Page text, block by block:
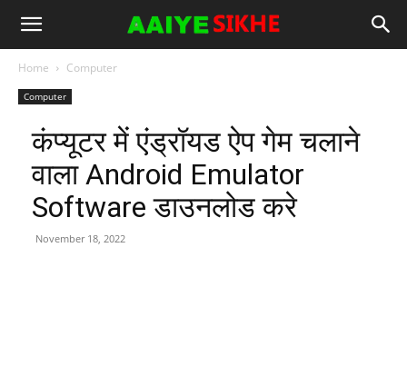
Home Computer
Computer
कंप्यूटर में एंड्रॉयड ऐप गेम चलाने
वाला Android Emulator
Software डाउनलोड करे
November 18, 2022